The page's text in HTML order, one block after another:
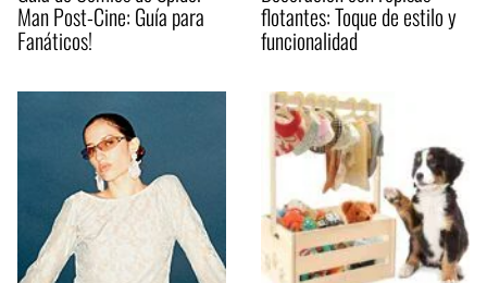
Man Post-Cine: Guía para
Fanáticos!
flotantes: Toque de estilo y
funcionalidad